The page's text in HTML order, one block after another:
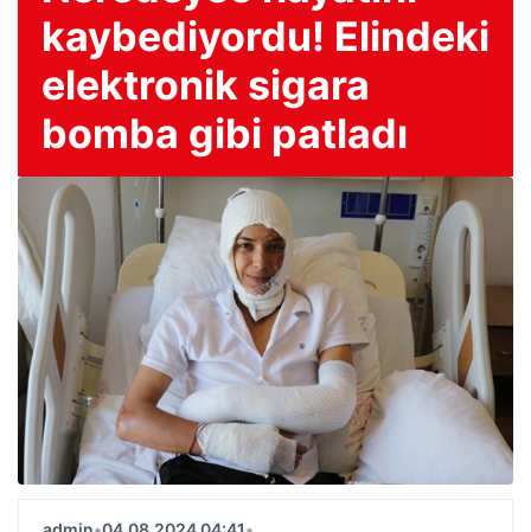
kaybediyordu! Elindeki
elektronik sigara
bomba gibi patladı